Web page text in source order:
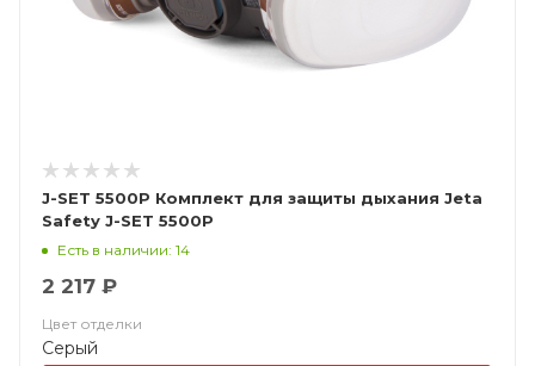
J-SET 5500P Комплект для защиты дыхания Jeta
Safety J-SET 5500P
Есть в наличии: 14
2 217 ₽
Цвет отделки
Серый